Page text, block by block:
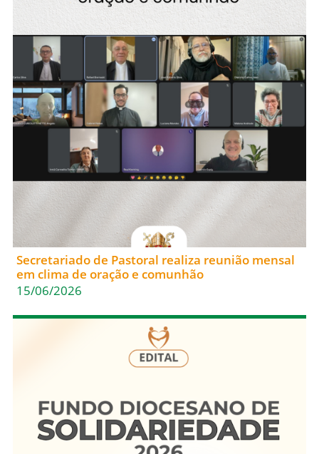
Secretariado de Pastoral realiza reunião mensal
em clima de oração e comunhão
15/06/2026